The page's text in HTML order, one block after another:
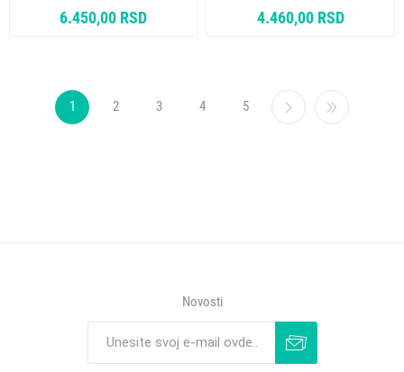
6.450,00 RSD 4.460,00 RSD
1 2 3 4 5
Novosti